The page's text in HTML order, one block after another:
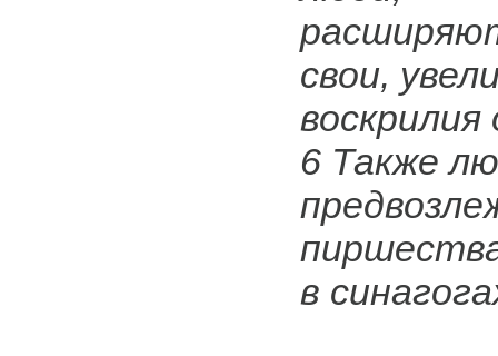
свои,
воскрилия
6 Также
в